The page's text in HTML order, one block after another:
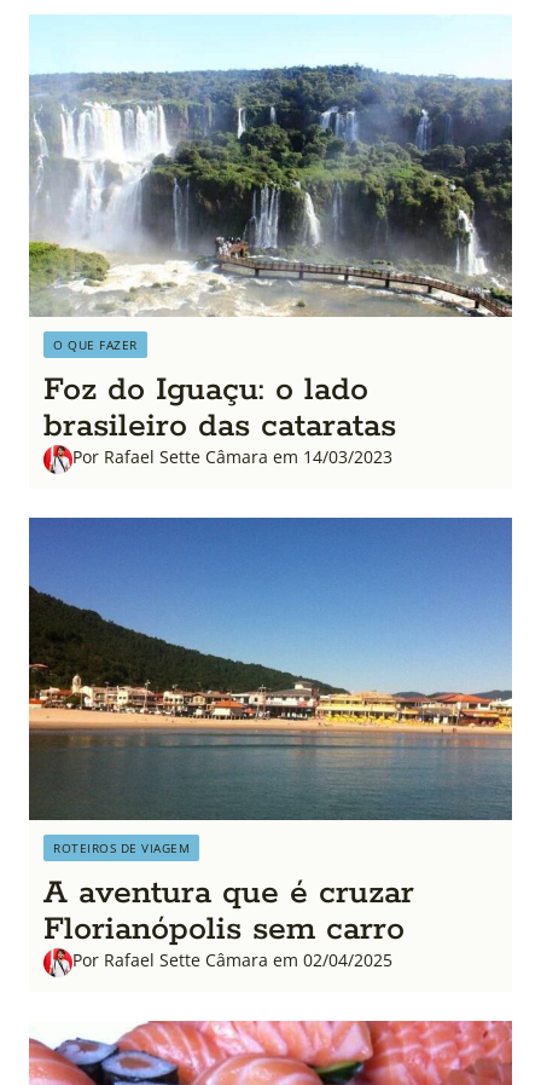
O QUE FAZER
Foz do Iguaçu: o lado
brasileiro das cataratas
Por Rafael Sette Câmara em 14/03/2023
ROTEIROS DE VIAGEM
A aventura que é cruzar
Florianópolis sem carro
Por Rafael Sette Câmara em 02/04/2025